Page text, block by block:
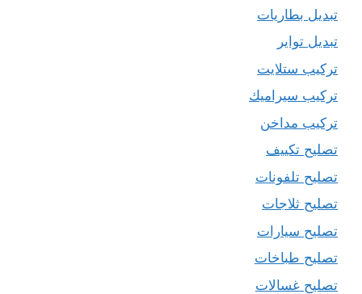
تبديل بطاريات
تبديل تواير
تركيب ستلايت
تركيب سيراميك
تركيب مداخن
تصليح تكييف
تصليح تلفونات
تصليح ثلاجات
تصليح سيارات
تصليح طباخات
تصليح غسالات